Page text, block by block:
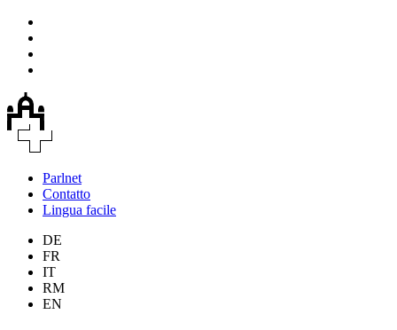
Parlnet
Contatto
Lingua facile
DE
FR
IT
RM
EN